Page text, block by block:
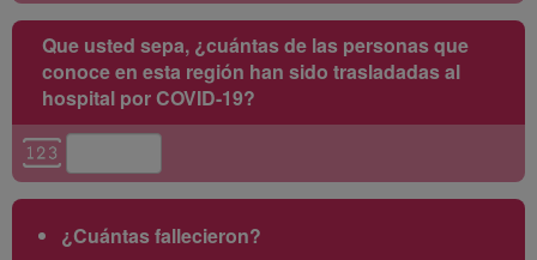
Que usted sepa, ¿cuántas de las personas que
conoce en esta región han sido trasladadas al
hospital por COVID-19?
¿Cuántas fallecieron?